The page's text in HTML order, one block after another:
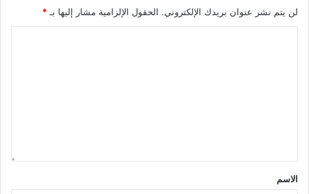
لن يتم نشر عنوان بريدك الإلكتروني. الحقول الإلزامية مشار إليها بـ *
الاسم